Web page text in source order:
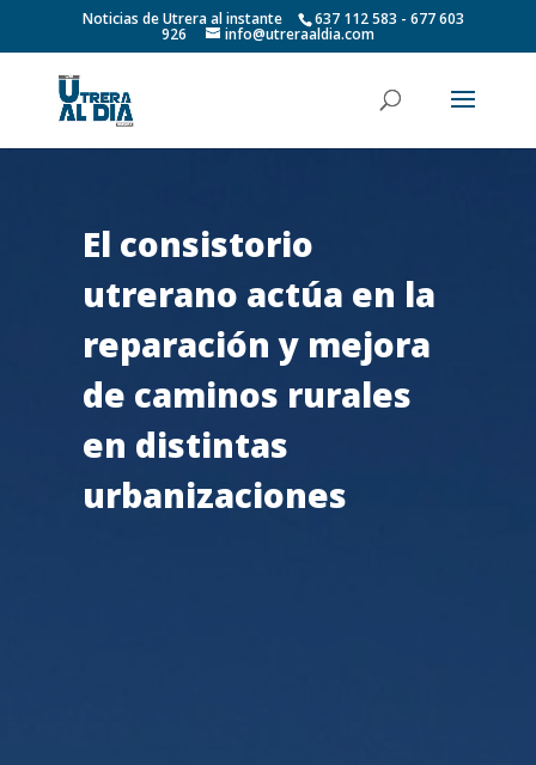
Noticias de Utrera al instante 637 112 583 - 677 603
926 info@utreraaldia.com
El consistorio
utrerano actúa en la
reparación y mejora
de caminos rurales
en distintas
urbanizaciones